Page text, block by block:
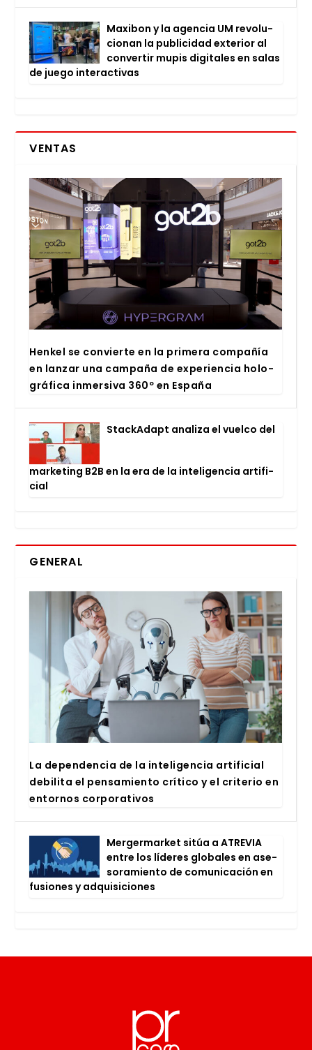
Maxi­bon y la agen­cia UM revo­lu­
cio­nan la publi­ci­dad exte­rior al
con­ver­tir mupis digi­ta­les en salas
de jue­go inter­ac­ti­vas
VENTAS
Hen­kel se con­vier­te en la pri­me­ra com­pa­ñía
en lan­zar una cam­pa­ña de expe­rien­cia holo­
grá­fi­ca inmer­si­va 360º en Espa­ña
Stac­kA­dapt ana­li­za el vuel­co del
mar­ke­ting B2B en la era de la inte­li­gen­cia arti­fi­
cial
GENERAL
La depen­den­cia de la inte­li­gen­cia arti­fi­cial
debi­li­ta el pen­sa­mien­to crí­ti­co y el cri­te­rio en
entor­nos cor­po­ra­ti­vos
Mer­ger­mar­ket sitúa a ATRE­VIA
entre los líde­res glo­ba­les en ase­
so­ra­mien­to de comu­ni­ca­ción en
fusio­nes y adqui­si­cio­nes